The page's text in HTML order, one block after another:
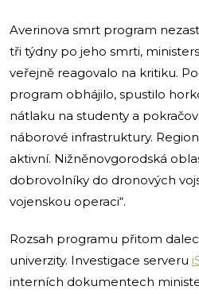
Averinova smrt program
tři týdny po jeho smrti,
veřejně reagovalo na kritiku.
program obhájilo, spustilo
nátlaku na studenty a
náborové infrastruktury.
aktivní. Nižněnovgorodská
dobrovolníky do dronových
vojenskou operaci“.
Rozsah programu přitom
univerzity. Investigace serveru
interních dokumentech